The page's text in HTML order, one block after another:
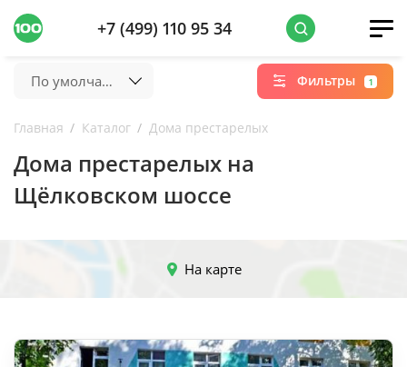
+7 (499) 110 95 34
Главная Каталог Дома престарелых
Дома престарелых на
Щёлковском шоссе
По умолчанию Фильтры 1
На карте